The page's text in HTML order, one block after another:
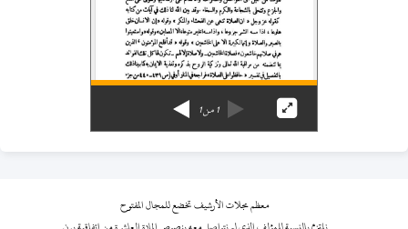
1من1
معظم مجلات الأرشيف تخضع للمجال المفتوح